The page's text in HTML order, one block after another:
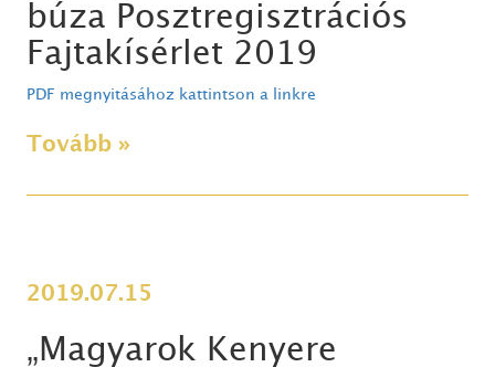
búza Posztregisztrációs
Fajtakísérlet 2019
PDF megnyitásához kattintson a linkre
Tovább »
2019.07.15
„Magyarok Kenyere